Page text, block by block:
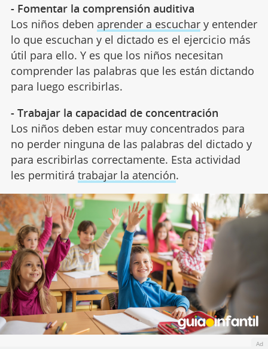
- Fomentar la comprensión auditiva
Los niños deben aprender a escuchary entender
lo que escuchan y el dictado es el ejercicio más
útil para ello. Y es que los niños necesitan
comprender las palabras que les están dictando
para luego escribirlas.
- Trabajar la capacidad de concentración
Los niños deben estar muy concentrados para
no perder ninguna de las palabras del dictado y
para escribirlas correctamente. Esta actividad
les permitirá trabajar la atención.
Ad